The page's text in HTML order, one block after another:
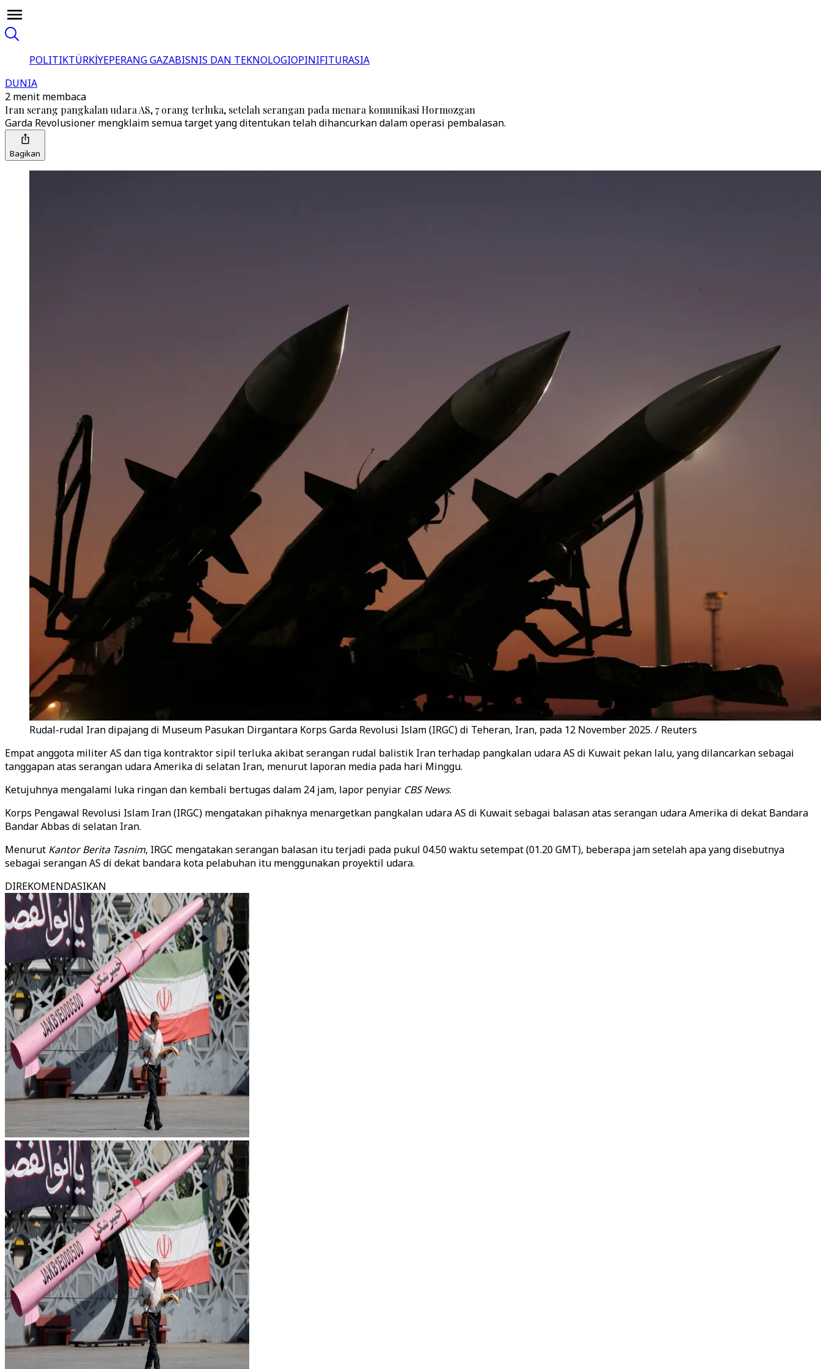
POLITIKTÜRKİYEPERANG GAZABISNIS DAN TEKNOLOGIOPINIFITURASIA
DUNIA
2 menit membaca
Iran serang pangkalan udara AS, 7 orang terluka, setelah serangan pada menara komunikasi Hormozgan
Garda Revolusioner mengklaim semua target yang ditentukan telah dihancurkan dalam operasi pembalasan.
Bagikan
Rudal-rudal Iran dipajang di Museum Pasukan Dirgantara Korps Garda Revolusi Islam (IRGC) di Teheran, Iran, pada 12 November 2025. / Reuters
Empat anggota militer AS dan tiga kontraktor sipil terluka akibat serangan rudal balistik Iran terhadap pangkalan udara AS di Kuwait pekan lalu, yang dilancarkan sebagai
tanggapan atas serangan udara Amerika di selatan Iran, menurut laporan media pada hari Minggu.
Ketujuhnya mengalami luka ringan dan kembali bertugas dalam 24 jam, lapor penyiar CBS News.
Korps Pengawal Revolusi Islam Iran (IRGC) mengatakan pihaknya menargetkan pangkalan udara AS di Kuwait sebagai balasan atas serangan udara Amerika di dekat Bandara
Bandar Abbas di selatan Iran.
Menurut Kantor Berita Tasnim, IRGC mengatakan serangan balasan itu terjadi pada pukul 04.50 waktu setempat (01.20 GMT), beberapa jam setelah apa yang disebutnya
sebagai serangan AS di dekat bandara kota pelabuhan itu menggunakan proyektil udara.
DIREKOMENDASIKAN